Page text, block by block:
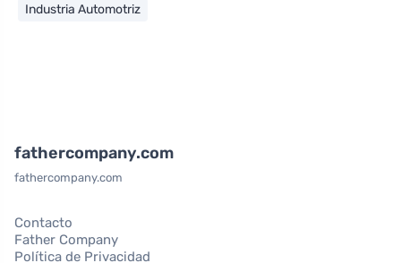
Industria Automotriz
fathercompany.com
fathercompany.com
Contacto
Father Company
Política de Privacidad